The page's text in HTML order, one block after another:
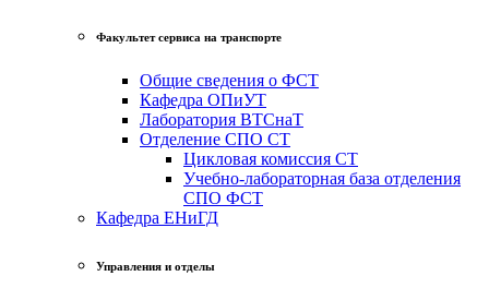
Факультет сервиса на транспорте
Общие сведения о ФСТ
Кафедра ОПиУТ
Лаборатория ВТСнаТ
Отделение СПО СТ
Цикловая комиссия СТ
Учебно-лабораторная база отделения
СПО ФСТ
Кафедра ЕНиГД
Управления и отделы